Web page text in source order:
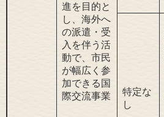
進を目的と
し、海外へ
の派遣・受
入を伴う活
動で、市民
が幅広く参
加できる国
際交流事業
特定な
し